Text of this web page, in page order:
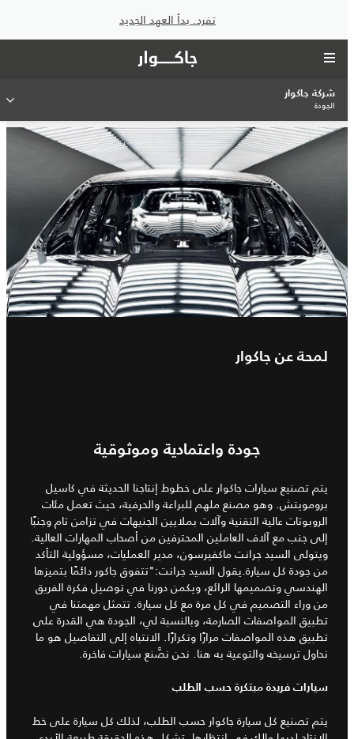
تفرد. بدأ العهد الجديد
شركة جاكوار
الجودة
لمحة عن جاكوار
جودة واعتمادية وموثوقية
يتم تصنيع سيارات جاكوار على خطوط إنتاجنا الحديثة في كاسيل
برومويتش. وهو مصنع ملهم للبراعة والحرفية، حيث تعمل مئات
الروبوتات عالية التقنية وآلات بملايين الجنيهات في تزامن تام وجنبًا
إلى جنب مع آلاف العاملين المحترفين من أصحاب المهارات العالية.
ويتولى السيد جرانت ماكفيرسون، مدير العمليات، مسؤولية التأكد
من جودة كل سيارة.يقول السيد جرانت:"تتفوق جاكور دائمًا بتميزها
الهندسي وتصميمها الرائع، ويكمن دورنا في توصيل فكرة الفريق
من وراء التصميم في كل مرة مع كل سيارة. تتمثل مهمتنا في
تطبيق المواصفات الصارمة، وبالنسبة لي، الجودة هي القدرة على
تطبيق هذه المواصفات مرارًا وتكرارًا. الانتباه إلى التفاصيل هو ما
نحاول ترسيخه والتوعية به هنا. نحن نصَّنع سيارات فاخرة.
سيارات فريدة مبتكرة حسب الطلب
يتم تصنيع كل سيارة جاكوار حسب الطلب، لذلك كل سيارة على خط